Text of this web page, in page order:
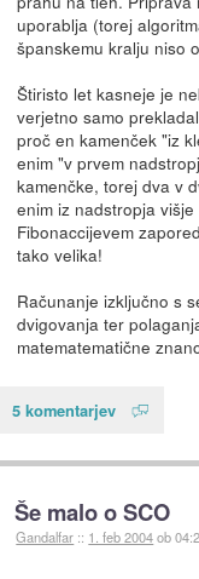
uporablja (torej
španskemu kralju niso
Štiristo let kasneje je
verjetno samo
proč en kamenček "iz
enim "v prvem
kamenčke, torej dva v
enim iz nadstropja
Fibonaccijevem
tako velika!
Računanje izključno s
dvigovanja ter
matematematične
5 komentarjev
Še malo o SCO
Gandalfar :: 1. feb 2004ob